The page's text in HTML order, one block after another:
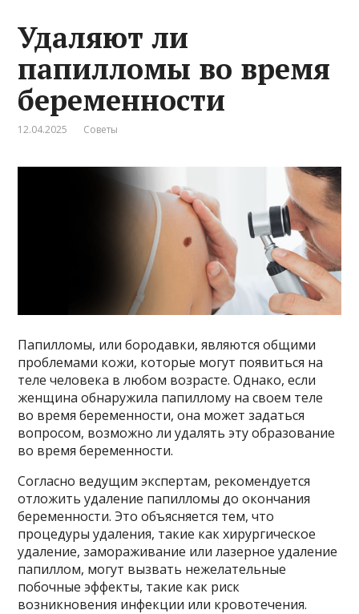
Удаляют ли
папилломы во время
беременности
12.04.2025 Советы
Папилломы, или бородавки, являются общими
проблемами кожи, которые могут появиться на
теле человека в любом возрасте. Однако, если
женщина обнаружила папиллому на своем теле
во время беременности, она может задаться
вопросом, возможно ли удалять эту образование
во время беременности.
Согласно ведущим экспертам, рекомендуется
отложить удаление папилломы до окончания
беременности. Это объясняется тем, что
процедуры удаления, такие как хирургическое
удаление, замораживание или лазерное удаление
папиллом, могут вызвать нежелательные
побочные эффекты, такие как риск
возникновения инфекции или кровотечения.